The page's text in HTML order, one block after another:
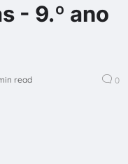
- 9.º ano
read 0